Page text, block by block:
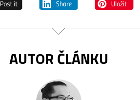
AUTOR ČLÁNKU